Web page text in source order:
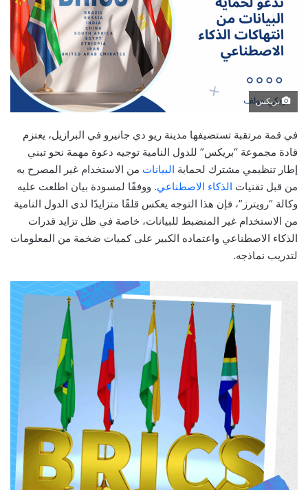
بريكس
في قمة مرتقبة تستضيفها مدينة ريو دي جانيرو في البرازيل، يعتزم
قادة مجموعة “بريكس” للدول النامية توجيه دعوة مهمة نحو تبني
إطار تنظيمي مشترك لحماية البيانات من الاستخدام غير المصرح به
من قبل تقنيات الذكاء الاصطناعي. ووفقًا لمسودة بيان اطلعت عليه
وكالة “رويترز”، فإن هذا التوجه يعكس قلقًا متزايدًا لدى الدول النامية
من الاستخدام غير المنضبط للبيانات، خاصة في ظل تزايد قدرات
الذكاء الاصطناعي واعتماده الكبير على كميات ضخمة من المعلومات
لتدريب نماذجه.